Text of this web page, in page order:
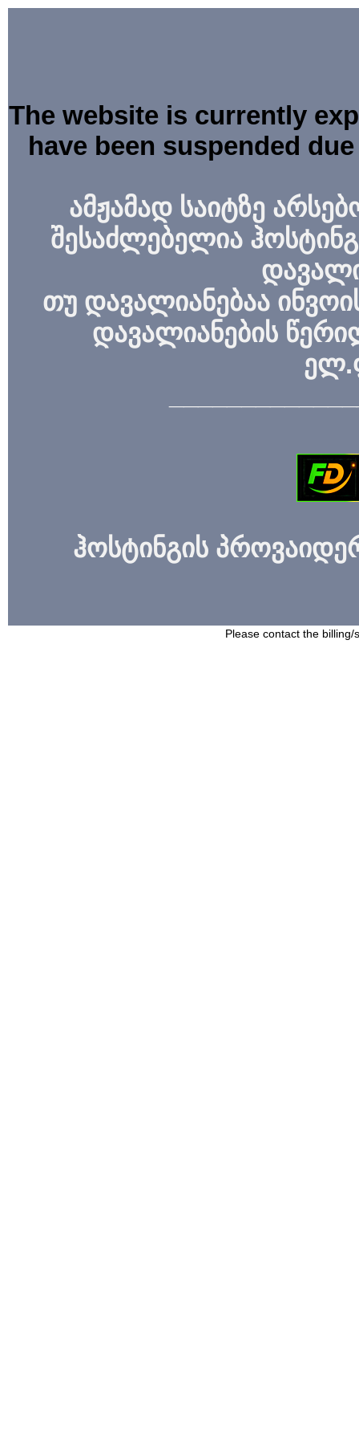
The website is currently
have been suspended
ამჟამად საიტზე
შესაძლებელია
თუ დავალიანებაა
დავალიანების
ჰოსტინგის
Please contact the